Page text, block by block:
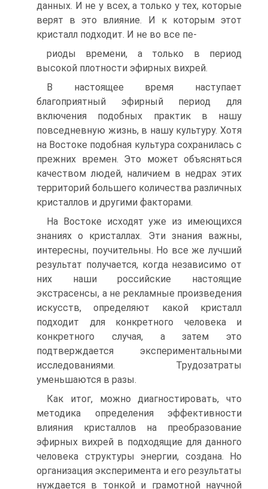
данных. И не у всех, а только у тех, которые
верят в это влияние. И к которым этот
кристалл подходит. И не во все пе-
риоды времени, а только в период
высокой плотности эфирных вихрей.
В настоящее время наступает
благоприятный эфирный период для
включения подобных практик в нашу
повседневную жизнь, в нашу культуру. Хотя
на Востоке подобная культура сохранилась с
прежних времен. Это может объясняться
качеством людей, наличием в недрах этих
территорий большего количества различных
кристаллов и другими факторами.
На Востоке исходят уже из имеющихся
знаниях о кристаллах. Эти знания важны,
интересны, поучительны. Но все же лучший
результат получается, когда независимо от
них наши российские настоящие
экстрасенсы, а не рекламные произведения
искусств, определяют какой кристалл
подходит для конкретного человека и
конкретного случая, а затем это
подтверждается экспериментальными
исследованиями. Трудозатраты
уменьшаются в разы.
Как итог, можно диагностировать, что
методика определения эффективности
влияния кристаллов на преобразование
эфирных вихрей в подходящие для данного
человека структуры энергии, создана. Но
организация эксперимента и его результаты
нуждается в тонкой и грамотной научной